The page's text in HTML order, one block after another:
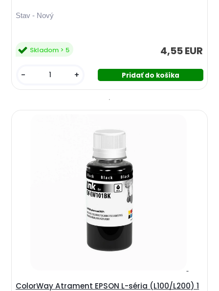
Stav - Nový
4,55 EUR
Skladom > 5
- +
ColorWay Atrament EPSON L-séria (L100/L200) 1